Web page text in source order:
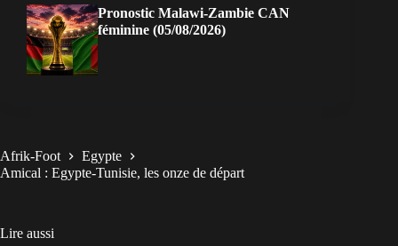
Pronostic Malawi-Zambie CAN
féminine (05/08/2026)
Afrik-Foot
Egypte
Amical : Egypte-Tunisie, les onze de départ
Lire aussi